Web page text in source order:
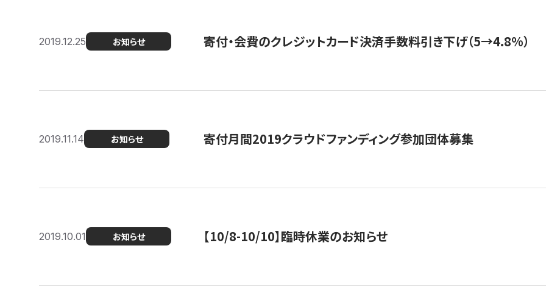
2019.12.25 お知らせ 寄付・会費のクレジットカード決済手数料引き下げ（5→4.8%）
2019.11.14 お知らせ 寄付月間2019クラウドファンディング参加団体募集
2019.10.01 お知らせ 【10/8-10/10】臨時休業のお知らせ